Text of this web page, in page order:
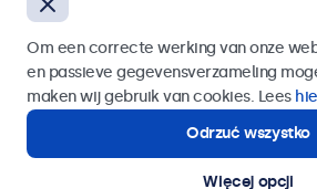
Wyślij
Lub zadzwoń pod numer:22
Potrzebujesz pomocy?
Kontakt ze specjalistą.
Om een correcte werking van onze
en passieve gegevensverzameling
maken wij gebruik van cookies. Lees
Odrzuć wszystko
Więcej opcji